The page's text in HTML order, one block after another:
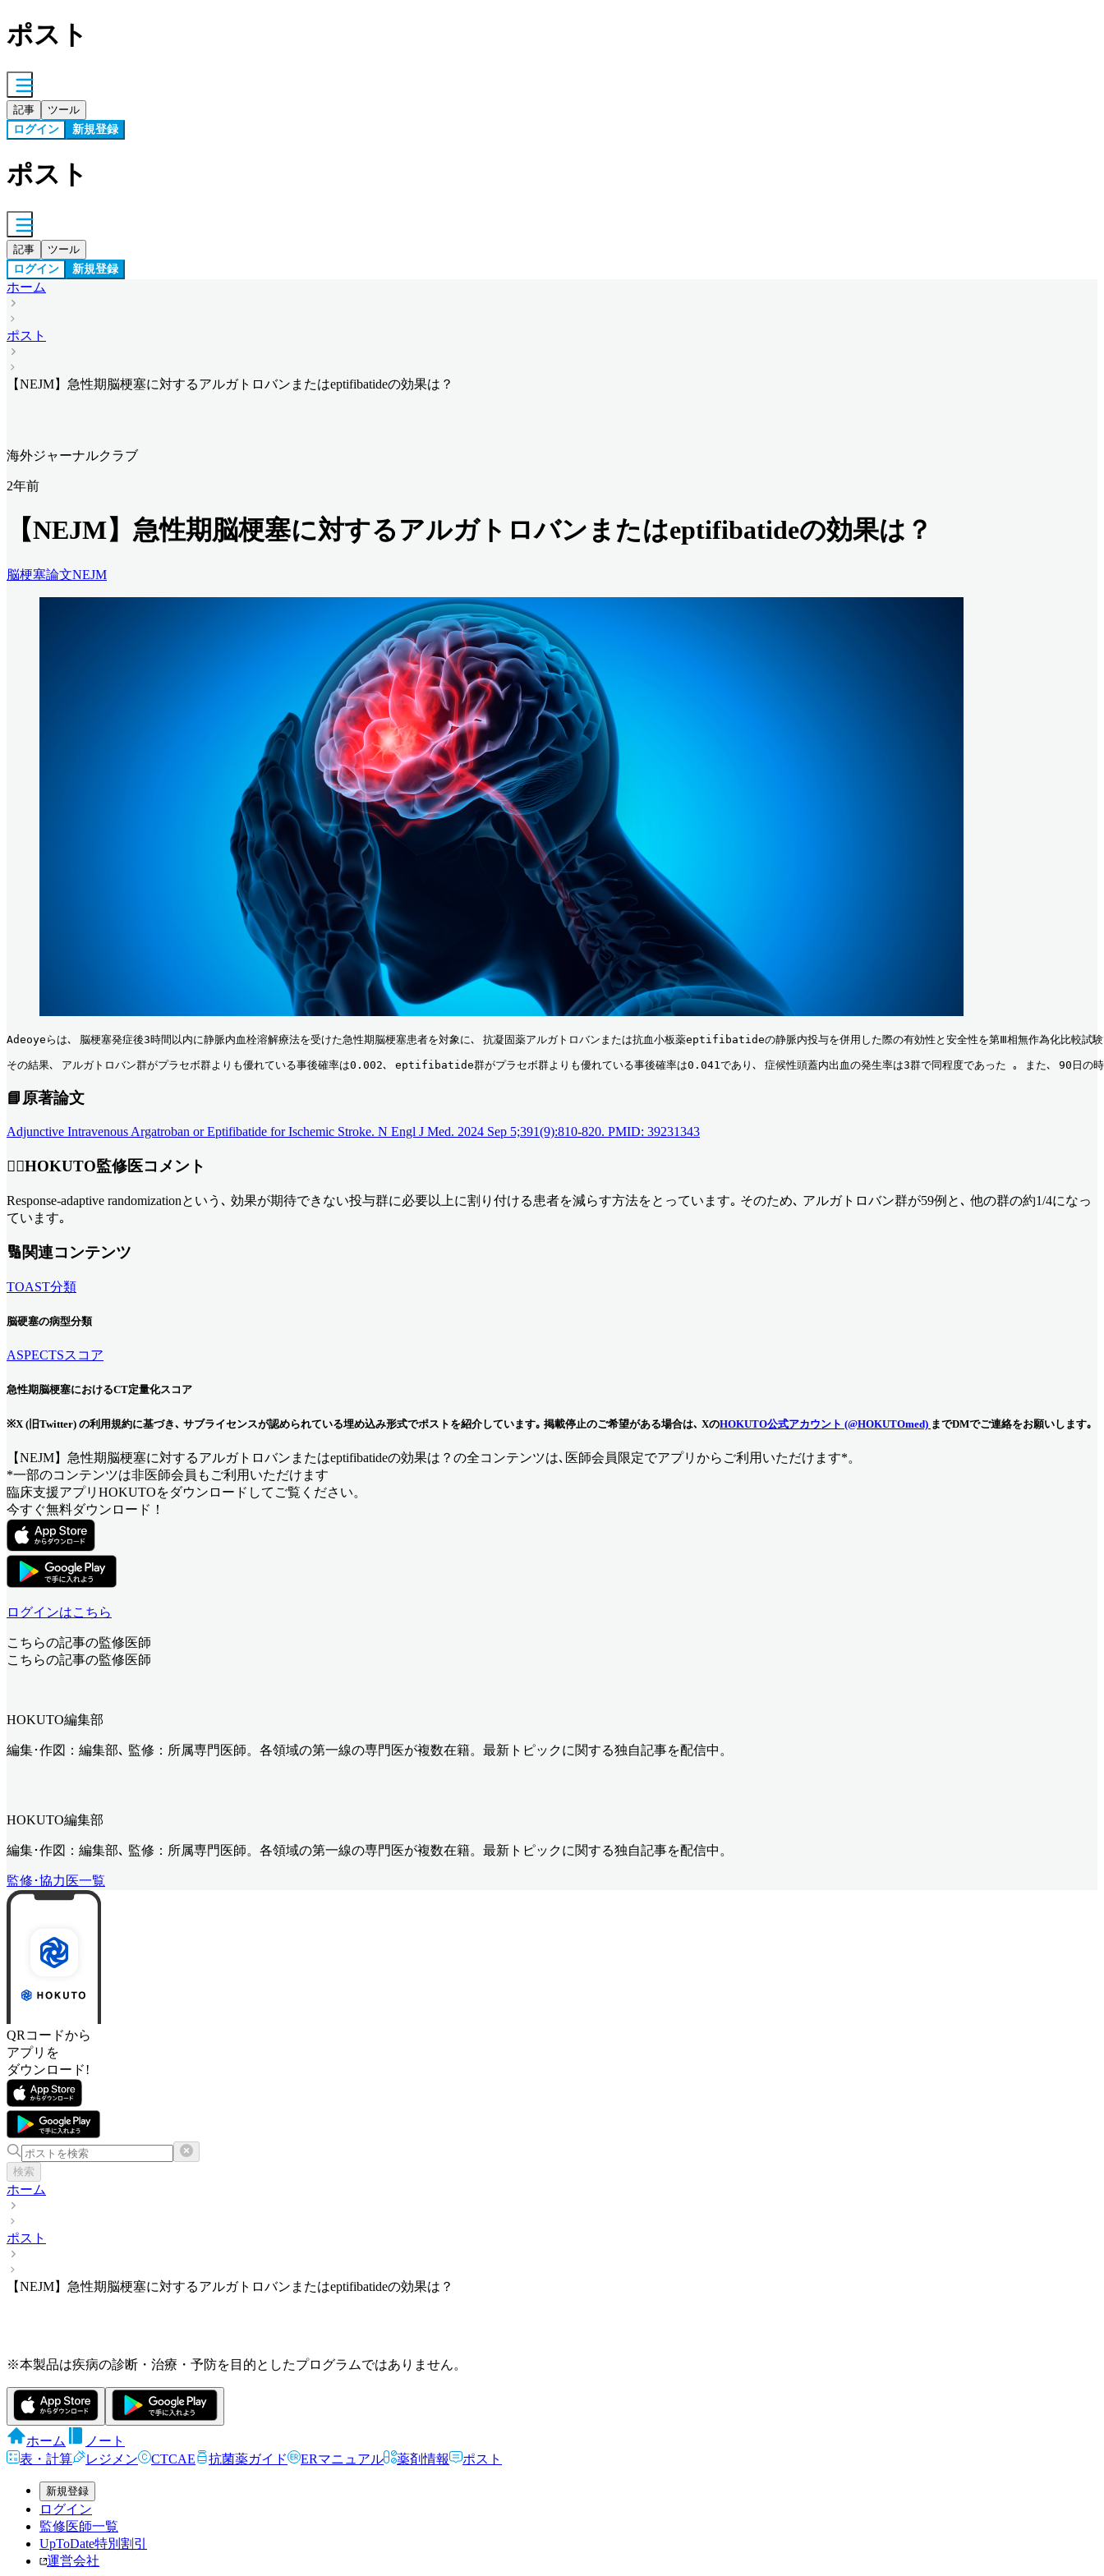
ポスト
記事 ツール
ログイン 新規登録
ポスト
記事 ツール
ログイン 新規登録
ホーム
ポスト
【NEJM】急性期脳梗塞に対するアルガトロバンまたはeptifibatideの効果は？
海外ジャーナルクラブ
2年前
【NEJM】急性期脳梗塞に対するアルガトロバンまたはeptifibatideの効果は？
脳梗塞論文NEJM
Adeoyeらは､ 脳梗塞発症後3時間以内に静脈内血栓溶解療法を受けた急性期脳梗塞患者を対象に､ 抗凝固薬アルガトロバンまたは抗血小板薬eptifibatideの静脈内投与を併用した際の有効性と安全性を第Ⅲ相無作為化比較試
その結果､ アルガトロバン群がプラセボ群よりも優れている事後確率は0.002､ eptifibatide群がプラセボ群よりも優れている事後確率は0.041であり､ 症候性頭蓋内出血の発生率は3群で同程度であった ｡ また､ 90
📘原著論文
Adjunctive Intravenous Argatroban or Eptifibatide for Ischemic Stroke. N Engl J Med. 2024 Sep 5;391(9):810-820. PMID: 39231343
👨‍⚕️HOKUTO監修医コメント
Response-adaptive randomizationという､ 効果が期待できない投与群に必要以上に割り付ける患者を減らす方法をとっています｡ そのため､ アルガトロバン群が59例と､ 他の群の約1/4になっ
ています｡
🔢関連コンテンツ
TOAST分類
脳硬塞の病型分類
ASPECTSスコア
急性期脳梗塞におけるCT定量化スコア
※X (旧Twitter) の利用規約に基づき､ サブライセンスが認められている埋め込み形式でポストを紹介しています｡ 掲載停止のご希望がある場合は､ XのHOKUTO公式アカウント (@HOKUTOmed) までDMでご連絡をお願いします｡
【NEJM】急性期脳梗塞に対するアルガトロバンまたはeptifibatideの効果は？ の全コンテンツは､医師会員限定でアプリからご利用いただけます*。
*一部のコンテンツは非医師会員もご利用いただけます
臨床支援アプリHOKUTOをダウンロードしてご覧ください。
今すぐ無料ダウンロード！
ログインはこちら
こちらの記事の監修医師
こちらの記事の監修医師
HOKUTO編集部
編集･作図：編集部､ 監修：所属専門医師。各領域の第一線の専門医が複数在籍。最新トピックに関する独自記事を配信中。
HOKUTO編集部
編集･作図：編集部､ 監修：所属専門医師。各領域の第一線の専門医が複数在籍。最新トピックに関する独自記事を配信中。
監修･協力医一覧
QRコードから
アプリを
ダウンロード!
検索
ホーム
ポスト
【NEJM】急性期脳梗塞に対するアルガトロバンまたはeptifibatideの効果は？
※本製品は疾病の診断・治療・予防を目的としたプログラムではありません。
ホーム
ノート
表・計算
レジメン CTCAE 抗菌薬ガイド ERマニュアル 薬剤情報 ポスト
新規登録
ログイン
監修医師一覧
UpToDate特別割引
運営会社